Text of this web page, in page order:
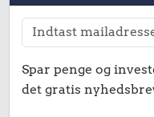
Spar penge og
det gratis